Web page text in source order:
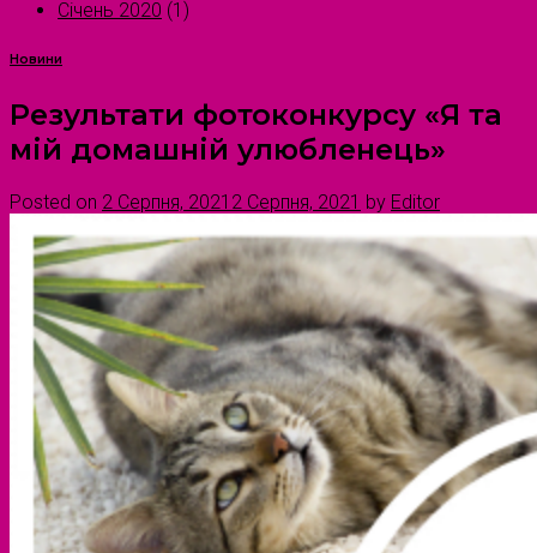
Січень 2020 (1)
Новини
Результати фотоконкурсу «Я та
мій домашній улюбленець»
Posted on 2 Серпня, 2021 2 Серпня, 2021 by Editor